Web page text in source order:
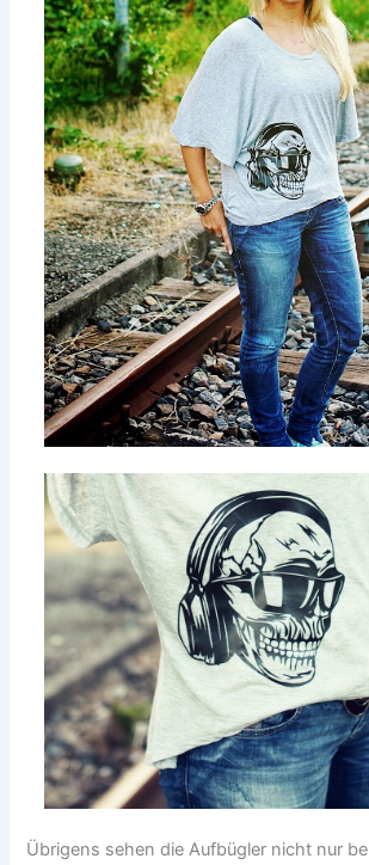
Übrigens sehen die Aufbügler nicht nur